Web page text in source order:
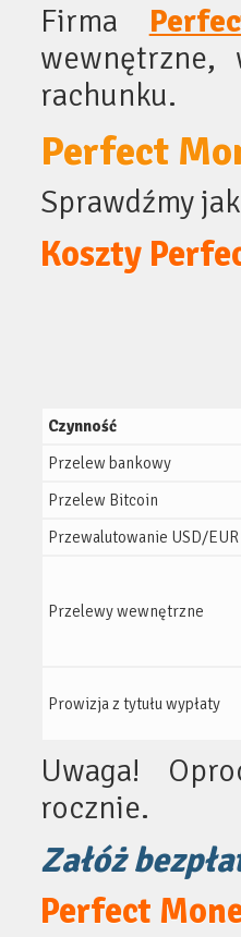
Firma
wewnętrzne,
rachunku.
Perfect
Sprawdźmy
Koszty
Czynność
Przelew bankowy
Przelew Bitcoin
Przewalutowanie USD/EUR
Przelewy wewnętrzne
Prowizja z tytułu wypłaty
Uwaga!
rocznie.
Załóż
Perfect